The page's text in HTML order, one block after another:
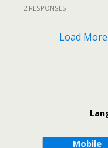
2 RESPONSES
Load
Mobile